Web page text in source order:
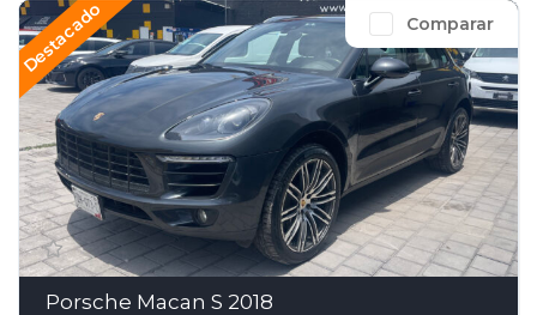
Comparar
Destacado
Porsche Macan S 2018